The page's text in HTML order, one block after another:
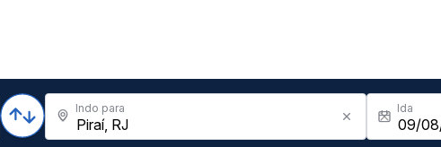
Indo para Ida